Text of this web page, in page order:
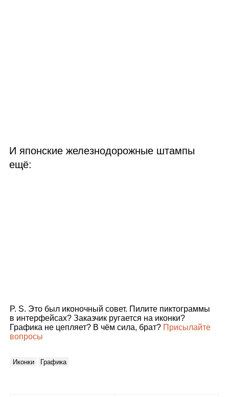
И японские железнодорожные штампы
ещё:
P. S. Это был иконочный совет. Пилите пиктограммы
в интерфейсах? Заказчик ругается на иконки?
Графика не цепляет? В чём сила, брат? Присылайте
вопросы
Иконки Графика